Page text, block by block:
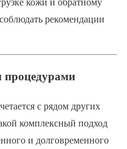
рекомендации
процедурами
с рядом других
комплексный подход
и долговременного